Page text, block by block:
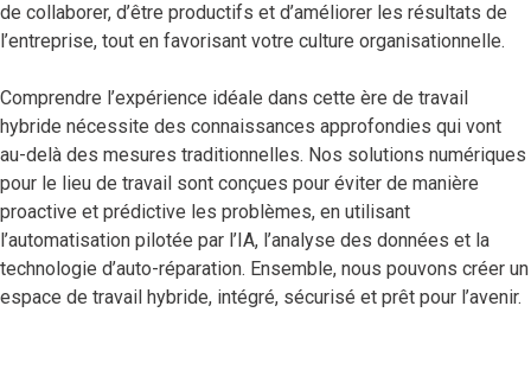
de collaborer, d’être productifs et d’améliorer les résultats de
l’entreprise, tout en favorisant votre culture organisationnelle.
Comprendre l’expérience idéale dans cette ère de travail
hybride nécessite des connaissances approfondies qui vont
au-delà des mesures traditionnelles. Nos solutions numériques
pour le lieu de travail sont conçues pour éviter de manière
proactive et prédictive les problèmes, en utilisant
l’automatisation pilotée par l’IA, l’analyse des données et la
technologie d’auto-réparation. Ensemble, nous pouvons créer un
espace de travail hybride, intégré, sécurisé et prêt pour l’avenir.